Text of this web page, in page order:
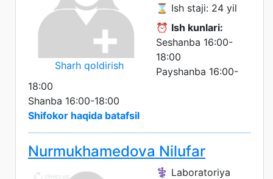
Sharh qoldirish
⌛ Ish staji: 24 yil
⏰ Ish kunlari:
Seshanba 16:00-
18:00
Payshanba 16:00-
18:00
Shanba 16:00-18:00
Shifokor haqida batafsil
Nurmukhamedova Nilufar
⚕️ Laboratoriya